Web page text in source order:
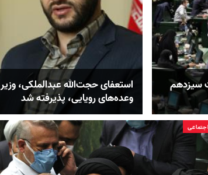
سیزدهم
استعفای حجت‌الله عبدالملکی، وزیر
وعده‌های رویایی، پذیرفته شد